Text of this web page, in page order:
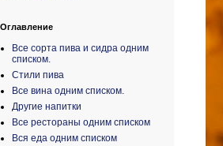
Оглавление
Все сорта пива и сидра одним
списком.
Стили пива
Все вина одним списком.
Другие напитки
Все рестораны одним списком
Вся еда одним списком